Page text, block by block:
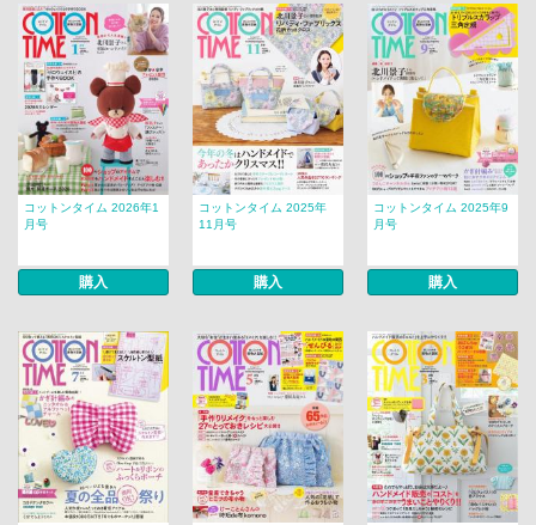
コットンタイム 2026年1
月号
購入
コットンタイム 2025年
11月号
購入
コットンタイム 2025年9
月号
購入